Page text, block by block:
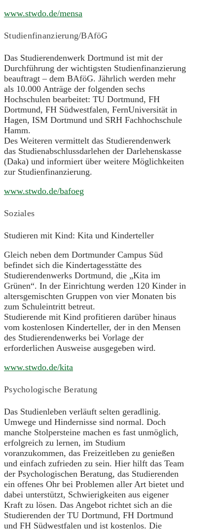
www.stwdo.de/mensa
Studienfinanzierung/BAföG
Das Studierendenwerk Dortmund ist mit der
Durchführung der wichtigsten Studienfinanzierung
beauftragt – dem BAföG. Jährlich werden mehr
als 10.000 Anträge der folgenden sechs
Hochschulen bearbeitet: TU Dortmund, FH
Dortmund, FH Südwestfalen, FernUniversität in
Hagen, ISM Dortmund und SRH Fachhochschule
Hamm.
Des Weiteren vermittelt das Studierendenwerk
das Studienabschlussdarlehen der Darlehenskasse
(Daka) und informiert über weitere Möglichkeiten
zur Studienfinanzierung.
www.stwdo.de/bafoeg
Soziales
Studieren mit Kind: Kita und Kinderteller
Gleich neben dem Dortmunder Campus Süd
befindet sich die Kindertagesstätte des
Studierendenwerks Dortmund, die „Kita im
Grünen“. In der Einrichtung werden 120 Kinder in
altersgemischten Gruppen von vier Monaten bis
zum Schuleintritt betreut.
Studierende mit Kind profitieren darüber hinaus
vom kostenlosen Kinderteller, der in den Mensen
des Studierendenwerks bei Vorlage der
erforderlichen Ausweise ausgegeben wird.
www.stwdo.de/kita
Psychologische Beratung
Das Studienleben verläuft selten geradlinig.
Umwege und Hindernisse sind normal. Doch
manche Stolpersteine machen es fast unmöglich,
erfolgreich zu lernen, im Studium
voranzukommen, das Freizeitleben zu genießen
und einfach zufrieden zu sein. Hier hilft das Team
der Psychologischen Beratung, das Studierenden
ein offenes Ohr bei Problemen aller Art bietet und
dabei unterstützt, Schwierigkeiten aus eigener
Kraft zu lösen. Das Angebot richtet sich an die
Studierenden der TU Dortmund, FH Dortmund
und FH Südwestfalen und ist kostenlos. Die